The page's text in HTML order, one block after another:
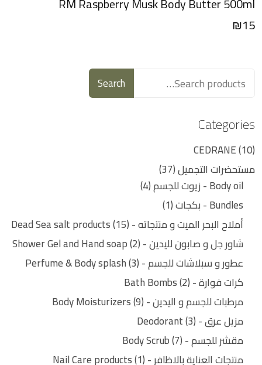
₪15
Search
Categories
CEDRANE 10
مستحضرات التجميل 37
Body oil - زيوت للجسم
4
Bundles - بكجات
1
أملاح البحر الميت و منتجاته - Dead Sea salt products 15
شاور جل و صابون لليدين - Shower Gel and Hand soap 2
عطور و سبلاشات للجسم - Perfume & Body splash 3
كرات فوارة - Bath Bombs 2
مرطبات للجسم و اليدين - Body Moisturizers 9
مزيل عرق - Deodorant 3
مقشر للجسم - Body Scrub 7
منتجات العناية بالاظافر - Nail Care products 1